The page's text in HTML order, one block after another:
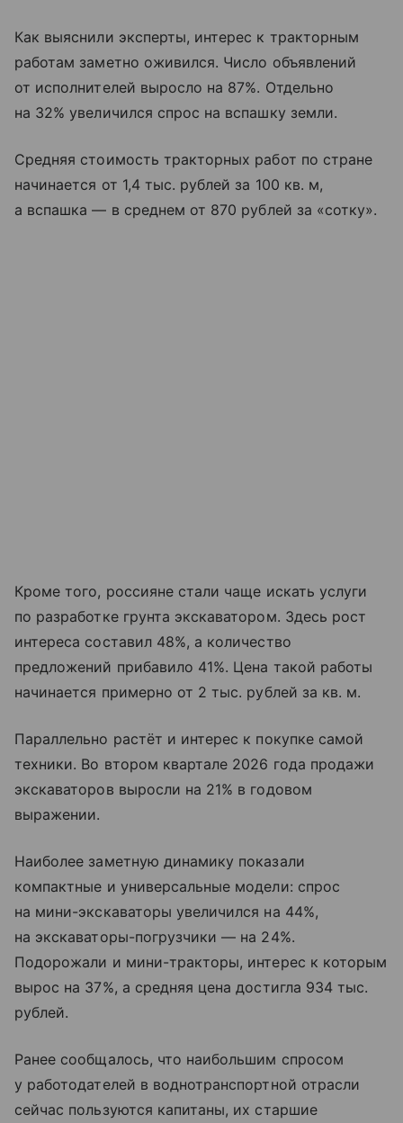
Как выяснили эксперты, интерес к тракторным
работам заметно оживился. Число объявлений
от исполнителей выросло на 87%. Отдельно
на 32% увеличился спрос на вспашку земли.
Средняя стоимость тракторных работ по стране
начинается от 1,4 тыс. рублей за 100 кв. м,
а вспашка — в среднем от 870 рублей за «сотку».
Кроме того, россияне стали чаще искать услуги
по разработке грунта экскаватором. Здесь рост
интереса составил 48%, а количество
предложений прибавило 41%. Цена такой работы
начинается примерно от 2 тыс. рублей за кв. м.
Параллельно растёт и интерес к покупке самой
техники. Во втором квартале 2026 года продажи
экскаваторов выросли на 21% в годовом
выражении.
Наиболее заметную динамику показали
компактные и универсальные модели: спрос
на мини-экскаваторы увеличился на 44%,
на экскаваторы-погрузчики — на 24%.
Подорожали и мини-тракторы, интерес к которым
вырос на 37%, а средняя цена достигла 934 тыс.
рублей.
Ранее сообщалось, что наибольшим спросом
у работодателей в воднотранспортной отрасли
сейчас пользуются капитаны, их старшие